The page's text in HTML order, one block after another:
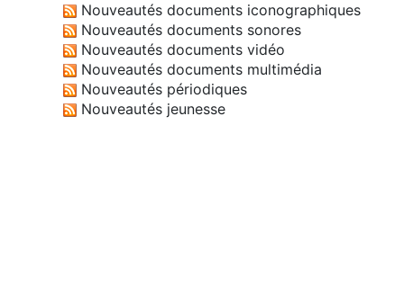
Nouveautés documents iconographiques
Nouveautés documents sonores
Nouveautés documents vidéo
Nouveautés documents multimédia
Nouveautés périodiques
Nouveautés jeunesse